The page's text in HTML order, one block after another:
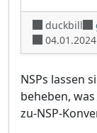
duckbill
04.01.2024
NSPs lassen
beheben,
zu-NSP-